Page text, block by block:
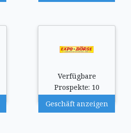
Verfügbare
Prospekte: 10
Geschäft anzeigen